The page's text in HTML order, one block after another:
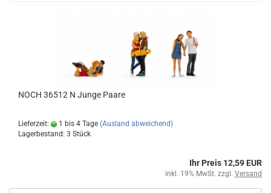
NOCH 36512 N Junge Paare
Lieferzeit: 1 bis 4 Tage (Ausland abweichend)
Lagerbestand: 3 Stück
Ihr Preis 12,59 EUR
inkl. 19% MwSt. zzgl. Versand